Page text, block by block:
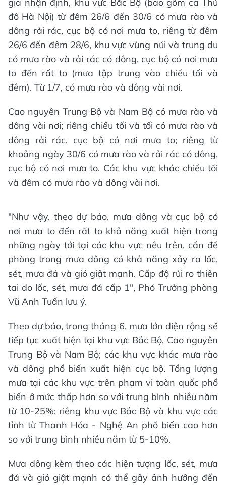
gia nhận định, khu vực Bắc Bộ (bao gồm cả Thủ
đô Hà Nội) từ đêm 26/6 đến 30/6 có mưa rào và
dông rải rác, cục bộ có nơi mưa to, riêng từ đêm
26/6 đến đêm 28/6, khu vực vùng núi và trung du
có mưa rào và rải rác có dông, cục bộ có nơi mưa
to đến rất to (mưa tập trung vào chiều tối và
đêm). Từ 1/7, có mưa rào và dông vài nơi.
Cao nguyên Trung Bộ và Nam Bộ có mưa rào và
dông vài nơi; riêng chiều tối và tối có mưa rào và
dông rải rác, cục bộ có nơi mưa to; riêng từ
khoảng ngày 30/6 có mưa rào và rải rác có dông,
cục bộ có nơi mưa to. Các khu vực khác chiều tối
và đêm có mưa rào và dông vài nơi.
"Như vậy, theo dự báo, mưa dông và cục bộ có
nơi mưa to đến rất to khả năng xuất hiện trong
những ngày tới tại các khu vực nêu trên, cần đề
phòng trong mưa dông có khả năng xảy ra lốc,
sét, mưa đá và gió giật mạnh. Cấp độ rủi ro thiên
tai do lốc, sét, mưa đá cấp 1", Phó Trưởng phòng
Vũ Anh Tuấn lưu ý.
Theo dự báo, trong tháng 6, mưa lớn diện rộng sẽ
tiếp tục xuất hiện tại khu vực Bắc Bộ, Cao nguyên
Trung Bộ và Nam Bộ; các khu vực khác mưa rào
và dông phổ biến xuất hiện cục bộ. Tổng lượng
mưa tại các khu vực trên phạm vi toàn quốc phổ
biến ở mức thấp hơn so với trung bình nhiều năm
từ 10-25%; riêng khu vực Bắc Bộ và khu vực các
tỉnh từ Thanh Hóa - Nghệ An phổ biến cao hơn
so với trung bình nhiều năm từ 5-10%.
Mưa dông kèm theo các hiện tượng lốc, sét, mưa
đá và gió giật mạnh có thể gây ảnh hưởng đến